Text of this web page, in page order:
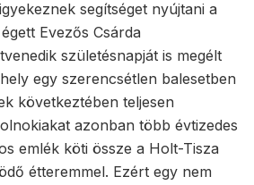
segítséget nyújtani a
Evezős Csárda
születésnapját is megélt
egy szerencsétlen balesetben
következtében teljesen
azonban több évtizedes
emlék köti össze a Holt-Tisza
étteremmel. Ezért egy nem